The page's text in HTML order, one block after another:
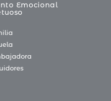
Emocional